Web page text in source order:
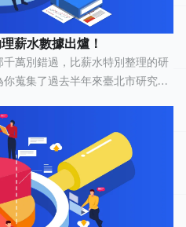
薪水數據出爐！
最真實的工作經歷，有 10 人認為